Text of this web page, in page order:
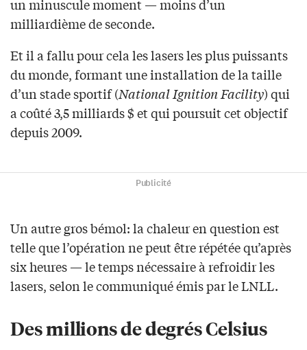
un minuscule moment — moins d’un
milliardième de seconde.
Et il a fallu pour cela les lasers les plus puissants
du monde, formant une installation de la taille
d’un stade sportif (National Ignition Facility) qui
a coûté 3,5 milliards $ et qui poursuit cet objectif
depuis 2009.
Publicité
Un autre gros bémol: la chaleur en question est
telle que l’opération ne peut être répétée qu’après
six heures — le temps nécessaire à refroidir les
lasers, selon le communiqué émis par le LNLL.
Des millions de degrés Celsius